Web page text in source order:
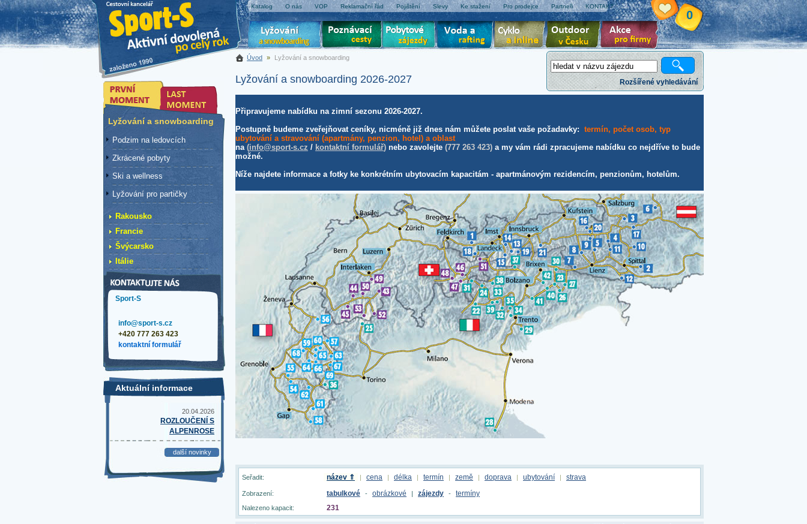
Katalog O nás VOP Reklamační řád Pojištění Slevy Ke stažení Pro prodejce Partneři KONTAKT
0
Rozšířené vyhledávání
Úvod » Lyžování a snowboarding
Lyžování a snowboarding 2026-2027
Připravujeme nabídku na zimní sezonu 2026-2027.
Postupně budeme zveřejňovat ceníky, nicméně již dnes nám můžete poslat vaše požadavky: termín, počet osob, typ
ubytování a stravování (apartmány, penzion, hotel) a oblast
na (info@sport-s.cz / kontaktní formulář) nebo zavolejte (777 263 423) a my vám rádi zpracujeme nabídku co nejdříve to bude
možné.
Níže najdete informace a fotky ke konkrétním ubytovacím kapacitám - apartmánovým rezidencím, penzionům, hotelům.
Seřadit: název ⇑ | cena | délka | termín | země | doprava | ubytování | strava
Zobrazení: tabulkové - obrázkové | zájezdy - termíny
Nalezeno kapacit: 231
Lyžování a snowboarding
Podzim na ledovcích
Zkrácené pobyty
Ski a wellness
Lyžování pro partičky
Rakousko
Francie
Švýcarsko
Itálie
Sport-S
info@sport-s.cz
+420 777 263 423
kontaktní formulář
Aktuální informace
20.04.2026
ROZLOUČENÍ S
ALPENROSE
další novinky